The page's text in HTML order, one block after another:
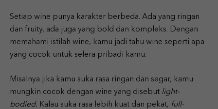
Setiap wine punya karakter berbeda. Ada yang ringan
dan fruity, ada juga yang bold dan kompleks. Dengan
memahami istilah wine, kamu jadi tahu wine seperti apa
yang cocok untuk selera pribadi kamu.
Misalnya jika kamu suka rasa ringan dan segar, kamu
mungkin cocok dengan wine yang disebut light-
bodied. Kalau suka rasa lebih kuat dan pekat, full-